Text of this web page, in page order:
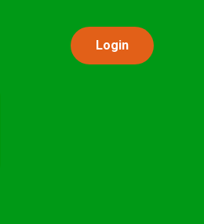
Login